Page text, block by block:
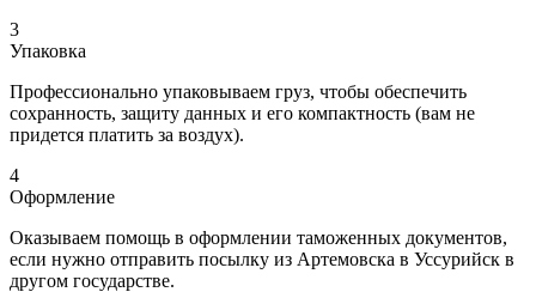
3
Упаковка
Профессионально упаковываем груз, чтобы обеспечить
сохранность, защиту данных и его компактность (вам не
придется платить за воздух).
4
Оформление
Оказываем помощь в оформлении таможенных документов,
если нужно отправить посылку из Артемовска в Уссурийск в
другом государстве.